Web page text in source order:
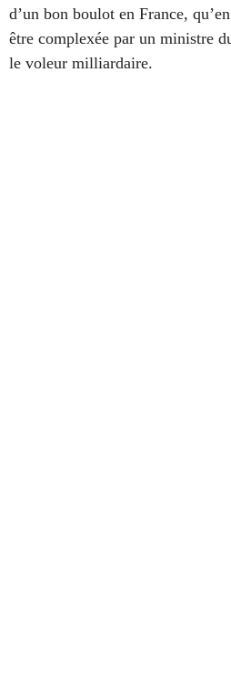
d’un bon boulot en France,
être complexée par un ministre
le voleur milliardaire.